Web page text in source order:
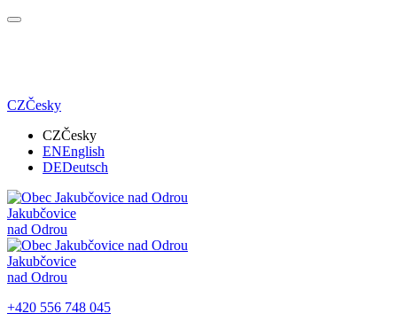
CZČesky
CZČesky
ENEnglish
DEDeutsch
Jakubčovice
nad Odrou
Jakubčovice
nad Odrou
+420 556 748 045